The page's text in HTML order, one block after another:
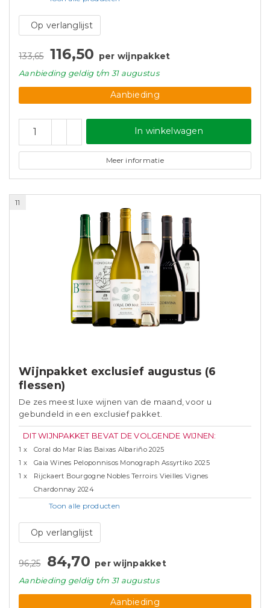
Op verlanglijst
133,65 116,50 per wijnpakket
Aanbieding geldigt/m 31 augustus
Aanbieding
In winkelwagen
Meer informatie
11
Wijnpakket exclusief augustus (6
flessen)
De zes meest luxe wijnen van de maand, voor u
gebundeld in een exclusief pakket.
DIT WIJNPAKKET BEVAT DE VOLGENDE WIJNEN:
1 x
Coral do Mar Rías Baixas Albariño 2025
1 x
Gaia Wines Peloponnisos Monograph Assyrtiko 2025
1 x
Rijckaert Bourgogne Nobles Terroirs Vieilles Vignes
Chardonnay 2024
Toon alle producten
Op verlanglijst
96,25 84,70 per wijnpakket
Aanbieding geldigt/m 31 augustus
Aanbieding